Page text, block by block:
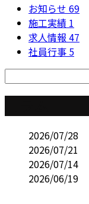
お知らせ 69
施工実績 1
求人情報 47
社員行事 5
2026/07/28
2026/07/21
2026/07/14
2026/06/19